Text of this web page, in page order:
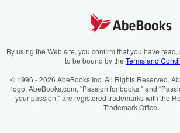
Cookies Notice
AbeBooks.it
AbeBooks.ca
By using the Web site, you confirm that you have
to be bound by the Terms and
© 1996 - 2026 AbeBooks Inc. All Rights Reserved.
logo, AbeBooks.com, "Passion for books." and
your passion." are registered trademarks with the
Trademark Office.